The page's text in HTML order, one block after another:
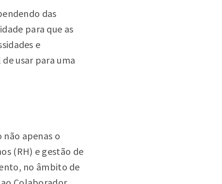
das
para que as
e
usar para uma
apenas o
(RH) e gestão de
no âmbito de